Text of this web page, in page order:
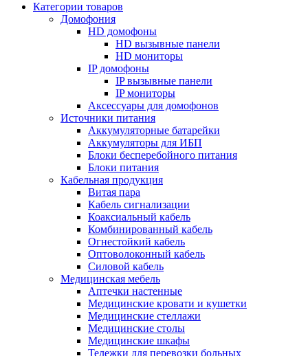
Категории товаров
Домофония
HD домофоны
HD вызывные панели
HD мониторы
IP домофоны
IP вызывные панели
IP мониторы
Аксессуары для домофонов
Источники питания
Аккумуляторные батарейки
Аккумуляторы для ИБП
Блоки бесперебойного питания
Блоки питания
Кабельная продукция
Витая пара
Кабель сигнализации
Коаксиальный кабель
Комбинированный кабель
Огнестойкий кабель
Оптоволоконный кабель
Силовой кабель
Медицинская мебель
Аптечки настенные
Медицинские кровати и кушетки
Медицинские стеллажи
Медицинские столы
Медицинские шкафы
Тележки для перевозки больных